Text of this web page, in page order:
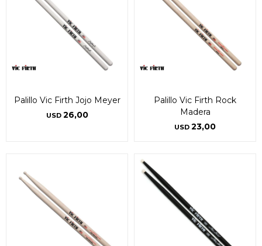
Palillo Vic Firth Jojo Meyer
USD 26,00
Palillo Vic Firth Rock
Madera
USD 23,00